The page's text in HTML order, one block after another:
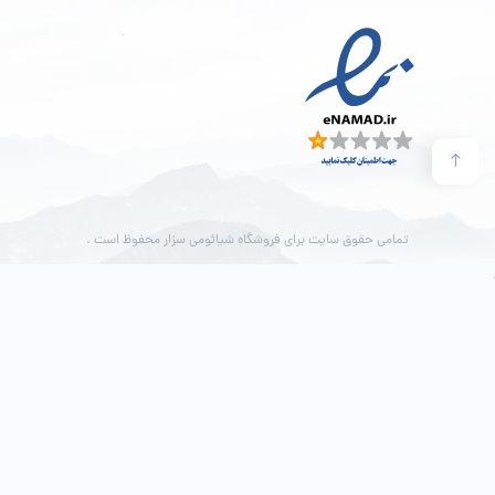
تمامی حقوق سایت برای فروشگاه شیائومی سزار محفوظ است .